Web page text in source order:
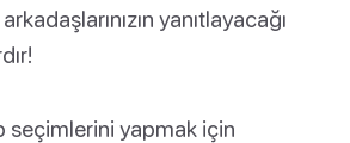
yanıtlayacağı
seçimlerini yapmak için